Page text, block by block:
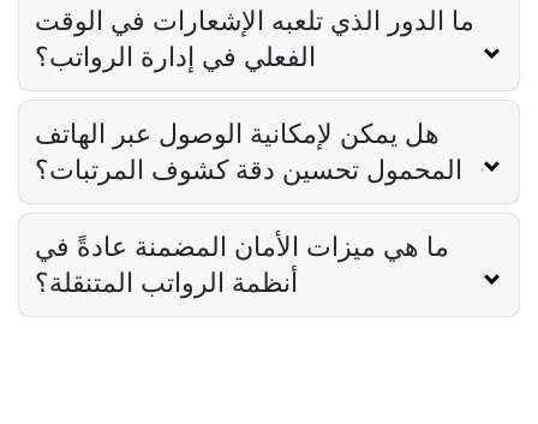
ما الدور الذي تلعبه الإشعارات في الوقت
الفعلي في إدارة الرواتب؟
هل يمكن لإمكانية الوصول عبر الهاتف
المحمول تحسين دقة كشوف المرتبات؟
ما هي ميزات الأمان المضمنة عادةً في
أنظمة الرواتب المتنقلة؟